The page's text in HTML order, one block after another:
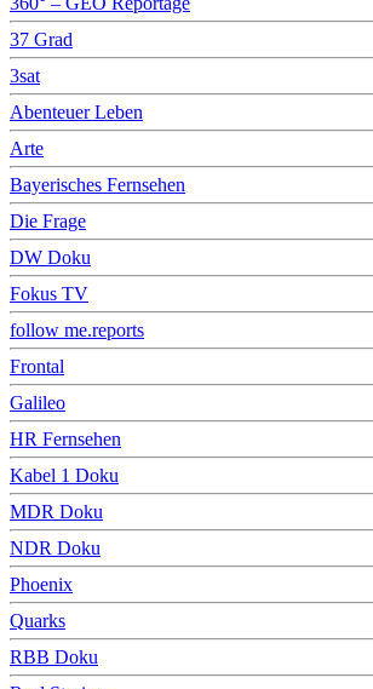
37 Grad
3sat
Abenteuer Leben
Arte
Bayerisches Fernsehen
Die Frage
DW Doku
Fokus TV
follow me.reports
Frontal
Galileo
HR Fernsehen
Kabel 1 Doku
MDR Doku
NDR Doku
Phoenix
Quarks
RBB Doku